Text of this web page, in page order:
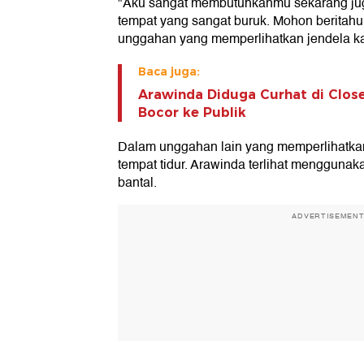
tempat yang sangat buruk. Mohon
unggahan yang memperlihatkan jendela
Baca juga:
Arawinda Diduga Curhat di
Bocor ke Publik
Dalam unggahan lain yang
tempat tidur. Arawinda terlihat
bantal.
ADVERTISEMENT